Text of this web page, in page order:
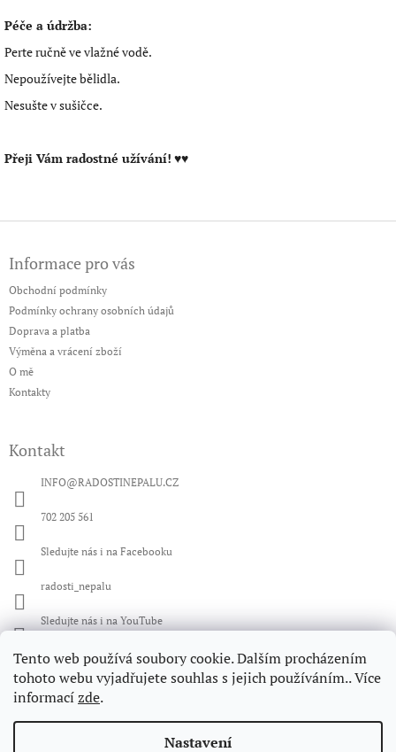
Tento web používá soubory cookie. Dalším procházením
tohoto webu vyjadřujete souhlas s jejich používáním.. Více
informacízde.
Nastavení
Péče a údržba:
Perte ručně ve vlažné vodě.
Nepoužívejte bělidla.
Nesušte v sušičce.
Přeji Vám radostné užívání! ♥♥
Informace pro vás
Obchodní podmínky
Podmínky ochrany osobních údajů
Doprava a platba
Výměna a vrácení zboží
O mě
Kontakty
Kontakt
INFO@RADOSTINEPALU.CZ
702 205 561
Sledujte nás i na Facebooku
radosti_nepalu
Sledujte nás i na YouTube
Facebook